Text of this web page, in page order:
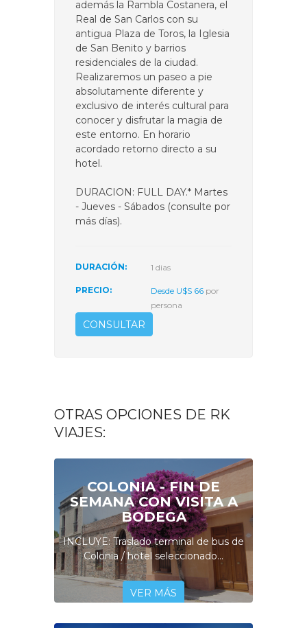
además la Rambla Costanera, el
Real de San Carlos con su
antigua Plaza de Toros, la Iglesia
de San Benito y barrios
residenciales de la ciudad.
Realizaremos un paseo a pie
absolutamente diferente y
exclusivo de interés cultural para
conocer y disfrutar la magia de
este entorno. En horario
acordado retorno directo a su
hotel.
DURACION: FULL DAY.* Martes
- Jueves - Sábados (consulte por
más días).
DURACIÓN: 1 dias
PRECIO: Desde U$S 66 por
persona
CONSULTAR
OTRAS OPCIONES DE RK
VIAJES:
COLONIA - FIN DE
SEMANA CON VISITA A
BODEGA
INCLUYE: Traslado terminal de bus de
Colonia / hotel seleccionado...
VER MÁS